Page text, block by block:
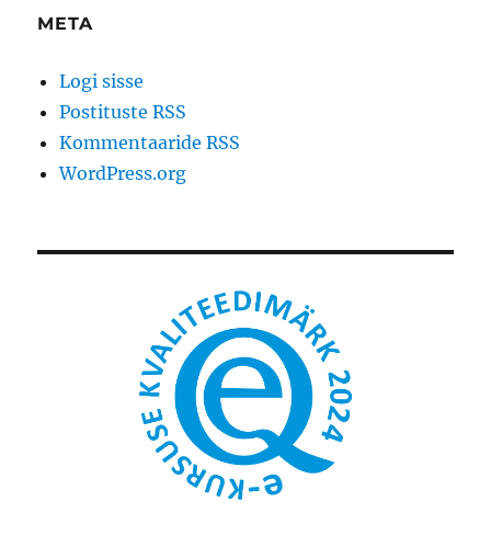
META
Logi sisse
Postituste RSS
Kommentaaride RSS
WordPress.org